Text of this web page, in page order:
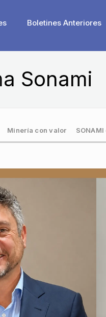
Boletines Anteriores
Sonami
Minería con valor